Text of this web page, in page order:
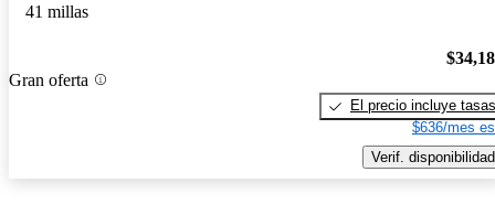
41 millas
Gran oferta
El precio incluye tasas
$636/mes
Verif. disponibilidad